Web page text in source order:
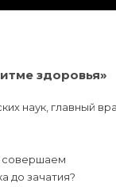
здоровья»
наук, главный
совершаем
до зачатия?